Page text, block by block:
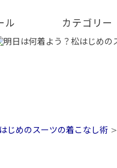
ル カテゴリー
じめのスーツの着こなし術 >